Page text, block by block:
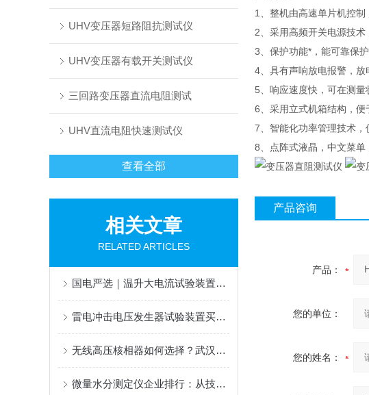
UHV变压器短路阻抗测试仪
UHV变压器有载开关测试仪
三回路变压器直流电阻测试
UHV直流电阻快速测试仪
查看全部
相关文章
RELATED ARTICLES
国电严选｜温升大电流试验装置怎么选，武汉特高压与承试电气技术工况解析
雷电冲击电压发生器试验装置买哪家靠谱？真实用户讲述武汉特高压使用实录
无线高压核相器如何选择？武汉特高压电力科技的产品与服务观察
微量水分测定仪企业排行：从技术到应用看武汉特高压的解题思路
1、整机由高速单片机控
2、采用高频开关电源技
3、保护功能*，能可靠保
4、具有声响放电报警，
5、响应速度快，可在测
6、采用立式机箱结构，便
7、智能化功率管理技术
8、点阵式液晶，中文菜单
产品咨询
产品：
您的单位：
您的姓名：